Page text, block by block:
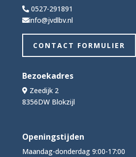
0527-291891
info@jvdlbv.nl
CONTACT FORMULIER
Bezoekadres
Zeedijk 2
8356DW Blokzijl
Openingstijden
Maandag-donderdag 9:00-17:00